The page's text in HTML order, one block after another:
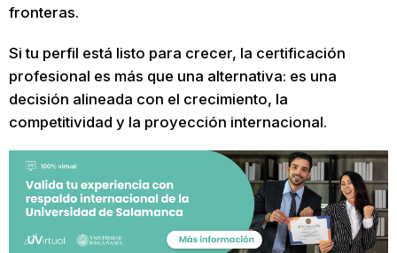
fronteras.
Si tu perfil está listo para crecer, la certificación
profesional es más que una alternativa: es una
decisión alineada con el crecimiento, la
competitividad y la proyección internacional.